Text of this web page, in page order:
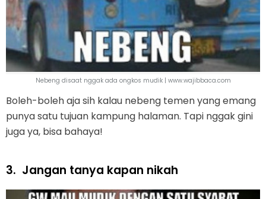
Nebeng disaat nggak ada ongkos mudik | www.wajibbaca.com
Boleh-boleh aja sih kalau nebeng temen yang emang
punya satu tujuan kampung halaman. Tapi nggak gini
juga ya, bisa bahaya!
3. Jangan tanya kapan nikah